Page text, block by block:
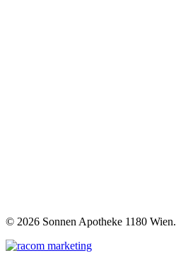
© 2026 Sonnen Apotheke 1180 Wien.